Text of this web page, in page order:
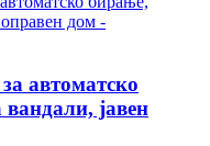
автоматско
јавен